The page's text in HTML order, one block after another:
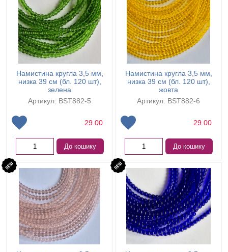
Намистина кругла 3,5 мм,
низка 39 см (бл. 120 шт),
зелена
Артикул: BST882-5
29.00
До кошику
Намистина кругла 3,5 мм,
низка 39 см (бл. 120 шт),
жовта
Артикул: BST882-6
29.00
До кошику